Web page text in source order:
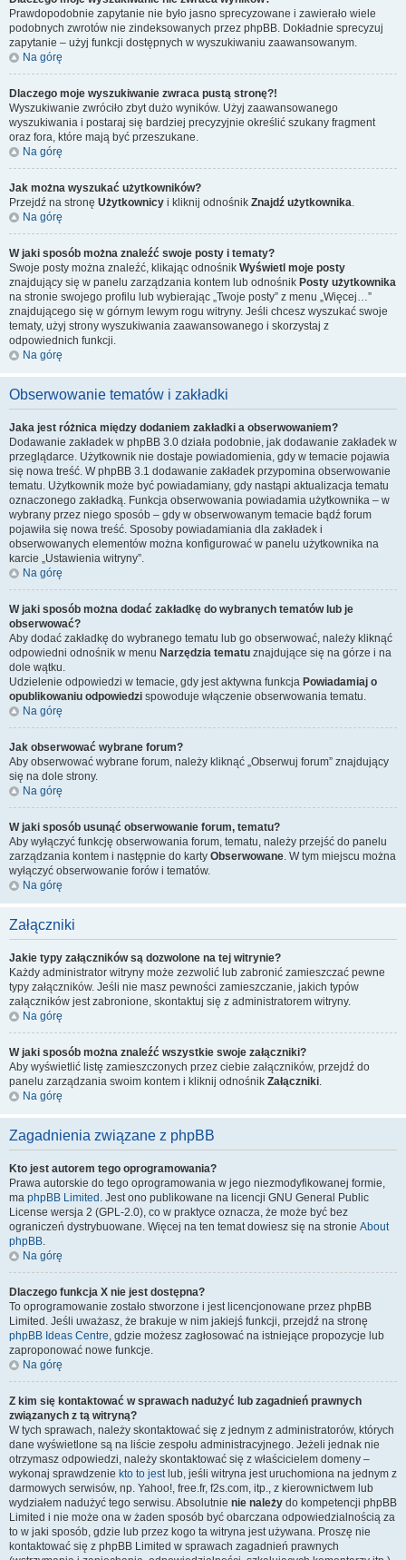
Prawdopodobnie zapytanie nie było jasno sprecyzowane i zawierało wiele
podobnych zwrotów nie zindeksowanych przez phpBB. Dokładnie sprecyzuj
zapytanie – użyj funkcji dostępnych w wyszukiwaniu zaawansowanym.
Na górę
Dlaczego moje wyszukiwanie zwraca pustą stronę?!
Wyszukiwanie zwróciło zbyt dużo wyników. Użyj zaawansowanego
wyszukiwania i postaraj się bardziej precyzyjnie określić szukany fragment
oraz fora, które mają być przeszukane.
Na górę
Jak można wyszukać użytkowników?
Przejdź na stronę Użytkownicy i kliknij odnośnik Znajdź użytkownika.
Na górę
W jaki sposób można znaleźć swoje posty i tematy?
Swoje posty można znaleźć, klikając odnośnik Wyświetl moje posty
znajdujący się w panelu zarządzania kontem lub odnośnik Posty użytkownika
na stronie swojego profilu lub wybierając „Twoje posty” z menu „Więcej…”
znajdującego się w górnym lewym rogu witryny. Jeśli chcesz wyszukać swoje
tematy, użyj strony wyszukiwania zaawansowanego i skorzystaj z
odpowiednich funkcji.
Na górę
Obserwowanie tematów i zakładki
Jaka jest różnica między dodaniem zakładki a obserwowaniem?
Dodawanie zakładek w phpBB 3.0 działa podobnie, jak dodawanie zakładek w
przeglądarce. Użytkownik nie dostaje powiadomienia, gdy w temacie pojawia
się nowa treść. W phpBB 3.1 dodawanie zakładek przypomina obserwowanie
tematu. Użytkownik może być powiadamiany, gdy nastąpi aktualizacja tematu
oznaczonego zakładką. Funkcja obserwowania powiadamia użytkownika – w
wybrany przez niego sposób – gdy w obserwowanym temacie bądź forum
pojawiła się nowa treść. Sposoby powiadamiania dla zakładek i
obserwowanych elementów można konfigurować w panelu użytkownika na
karcie „Ustawienia witryny”.
Na górę
W jaki sposób można dodać zakładkę do wybranych tematów lub je
obserwować?
Aby dodać zakładkę do wybranego tematu lub go obserwować, należy kliknąć
odpowiedni odnośnik w menu Narzędzia tematu znajdujące się na górze i na
dole wątku.
Udzielenie odpowiedzi w temacie, gdy jest aktywna funkcja Powiadamiaj o
opublikowaniu odpowiedzi spowoduje włączenie obserwowania tematu.
Na górę
Jak obserwować wybrane forum?
Aby obserwować wybrane forum, należy kliknąć „Obserwuj forum” znajdujący
się na dole strony.
Na górę
W jaki sposób usunąć obserwowanie forum, tematu?
Aby wyłączyć funkcję obserwowania forum, tematu, należy przejść do panelu
zarządzania kontem i następnie do karty Obserwowane. W tym miejscu można
wyłączyć obserwowanie forów i tematów.
Na górę
Załączniki
Jakie typy załączników są dozwolone na tej witrynie?
Każdy administrator witryny może zezwolić lub zabronić zamieszczać pewne
typy załączników. Jeśli nie masz pewności zamieszczanie, jakich typów
załączników jest zabronione, skontaktuj się z administratorem witryny.
Na górę
W jaki sposób można znaleźć wszystkie swoje załączniki?
Aby wyświetlić listę zamieszczonych przez ciebie załączników, przejdź do
panelu zarządzania swoim kontem i kliknij odnośnik Załączniki.
Na górę
Zagadnienia związane z phpBB
Kto jest autorem tego oprogramowania?
Prawa autorskie do tego oprogramowania w jego niezmodyfikowanej formie,
ma phpBB Limited . Jest ono publikowane na licencji GNU General Public
License wersja 2 (GPL-2.0), co w praktyce oznacza, że może być bez
ograniczeń dystrybuowane. Więcej na ten temat dowiesz się na stronie About
phpBB.
Na górę
Dlaczego funkcja X nie jest dostępna?
To oprogramowanie zostało stworzone i jest licencjonowane przez phpBB
Limited. Jeśli uważasz, że brakuje w nim jakiejś funkcji, przejdź na stronę
phpBB Ideas Centre, gdzie możesz zagłosować na istniejące propozycje lub
zaproponować nowe funkcje.
Na górę
Z kim się kontaktować w sprawach nadużyć lub zagadnień prawnych
związanych z tą witryną?
W tych sprawach, należy skontaktować się z jednym z administratorów, których
dane wyświetlone są na liście zespołu administracyjnego. Jeżeli jednak nie
otrzymasz odpowiedzi, należy skontaktować się z właścicielem domeny –
wykonaj sprawdzenie kto to jestlub, jeśli witryna jest uruchomiona na jednym z
darmowych serwisów, np. Yahoo!, free.fr, f2s.com, itp., z kierownictwem lub
wydziałem nadużyć tego serwisu. Absolutnie nie należy do kompetencji phpBB
Limited i nie może ona w żaden sposób być obarczana odpowiedzialnością za
to w jaki sposób, gdzie lub przez kogo ta witryna jest używana. Proszę nie
kontaktować się z phpBB Limited w sprawach zagadnień prawnych